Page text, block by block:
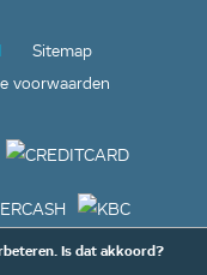
Is dat akkoord?
Sitemap
voorwaarden